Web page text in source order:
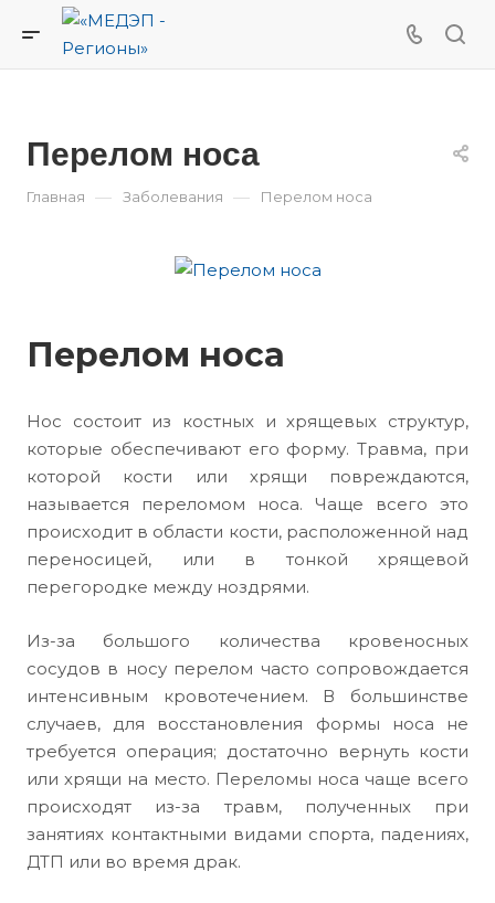
Перелом носа
Главная — Заболевания — Перелом носа
Перелом носа
Нос состоит из костных и хрящевых структур,
которые обеспечивают его форму. Травма, при
которой кости или хрящи повреждаются,
называется переломом носа. Чаще всего это
происходит в области кости, расположенной над
переносицей, или в тонкой хрящевой
перегородке между ноздрями.
Из-за большого количества кровеносных
сосудов в носу перелом часто сопровождается
интенсивным кровотечением. В большинстве
случаев, для восстановления формы носа не
требуется операция; достаточно вернуть кости
или хрящи на место. Переломы носа чаще всего
происходят из-за травм, полученных при
занятиях контактными видами спорта, падениях,
ДТП или во время драк.